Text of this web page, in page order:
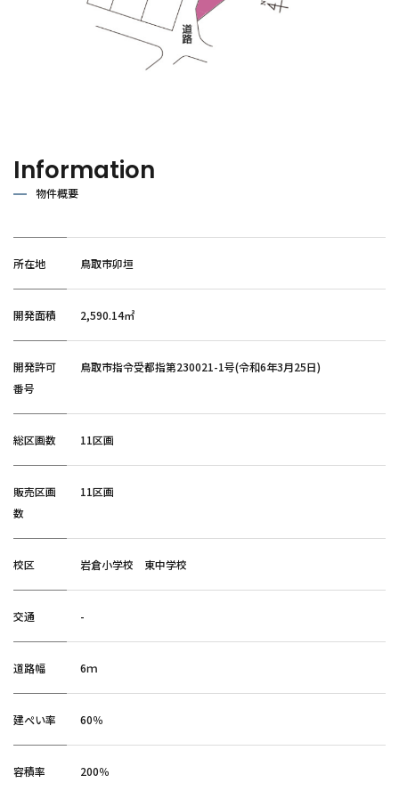
Information
物件概要
所在地 鳥取市卯垣
開発面積 2,590.14㎡
開発許可
番号
鳥取市指令受都指第230021-1号(令和6年3月25日)
総区画数 11区画
販売区画
数
11区画
校区 岩倉小学校 東中学校
交通 -
道路幅 6ｍ
建ぺい率 60
容積率 200％